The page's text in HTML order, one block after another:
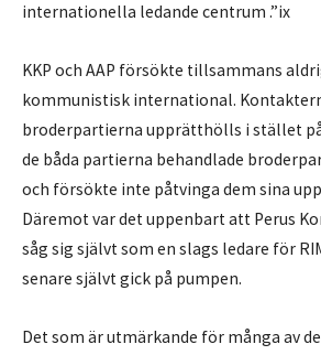
internationella ledande centrum .”ix
KKP och AAP försökte tillsammans
kommunistisk international.
broderpartierna upprätthölls i stället
de båda partierna behandlade
och försökte inte påtvinga dem sina
Däremot var det uppenbart att Perus
såg sig självt som en slags ledare för
senare självt gick på pumpen.
Det som är utmärkande för många av